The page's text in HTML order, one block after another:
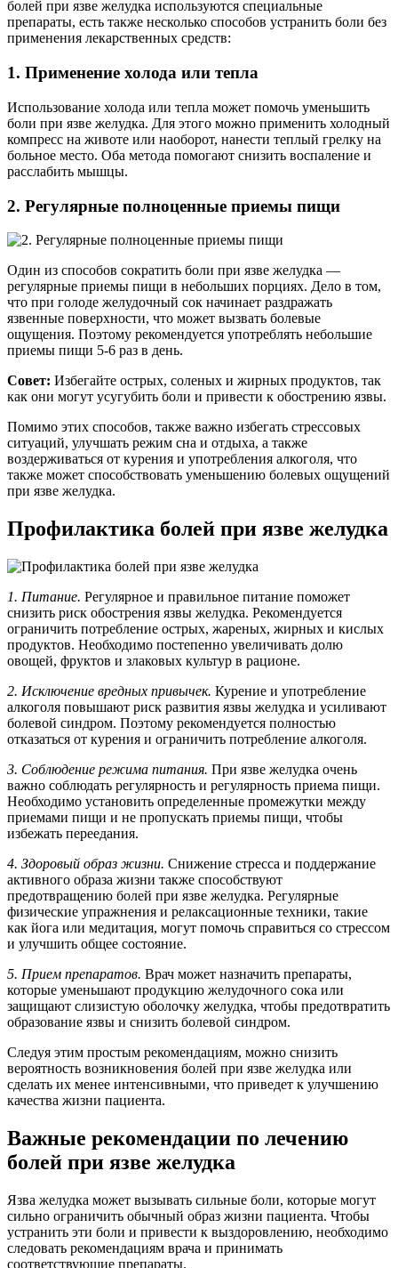
болей при язве желудка используются специальные
препараты, есть также несколько способов устранить боли без
применения лекарственных средств:
1. Применение холода или тепла
Использование холода или тепла может помочь уменьшить
боли при язве желудка. Для этого можно применить холодный
компресс на животе или наоборот, нанести теплый грелку на
больное место. Оба метода помогают снизить воспаление и
расслабить мышцы.
2. Регулярные полноценные приемы пищи
Один из способов сократить боли при язве желудка —
регулярные приемы пищи в небольших порциях. Дело в том,
что при голоде желудочный сок начинает раздражать
язвенные поверхности, что может вызвать болевые
ощущения. Поэтому рекомендуется употреблять небольшие
приемы пищи 5-6 раз в день.
Совет: Избегайте острых, соленых и жирных продуктов, так
как они могут усугубить боли и привести к обострению язвы.
Помимо этих способов, также важно избегать стрессовых
ситуаций, улучшать режим сна и отдыха, а также
воздерживаться от курения и употребления алкоголя, что
также может способствовать уменьшению болевых ощущений
при язве желудка.
Профилактика болей при язве желудка
1. Питание. Регулярное и правильное питание поможет
снизить риск обострения язвы желудка. Рекомендуется
ограничить потребление острых, жареных, жирных и кислых
продуктов. Необходимо постепенно увеличивать долю
овощей, фруктов и злаковых культур в рационе.
2. Исключение вредных привычек. Курение и употребление
алкоголя повышают риск развития язвы желудка и усиливают
болевой синдром. Поэтому рекомендуется полностью
отказаться от курения и ограничить потребление алкоголя.
3. Соблюдение режима питания. При язве желудка очень
важно соблюдать регулярность и регулярность приема пищи.
Необходимо установить определенные промежутки между
приемами пищи и не пропускать приемы пищи, чтобы
избежать переедания.
4. Здоровый образ жизни. Снижение стресса и поддержание
активного образа жизни также способствуют
предотвращению болей при язве желудка. Регулярные
физические упражнения и релаксационные техники, такие
как йога или медитация, могут помочь справиться со стрессом
и улучшить общее состояние.
5. Прием препаратов. Врач может назначить препараты,
которые уменьшают продукцию желудочного сока или
защищают слизистую оболочку желудка, чтобы предотвратить
образование язвы и снизить болевой синдром.
Следуя этим простым рекомендациям, можно снизить
вероятность возникновения болей при язве желудка или
сделать их менее интенсивными, что приведет к улучшению
качества жизни пациента.
Важные рекомендации по лечению
болей при язве желудка
Язва желудка может вызывать сильные боли, которые могут
сильно ограничить обычный образ жизни пациента. Чтобы
устранить эти боли и привести к выздоровлению, необходимо
следовать рекомендациям врача и принимать
соответствующие препараты.